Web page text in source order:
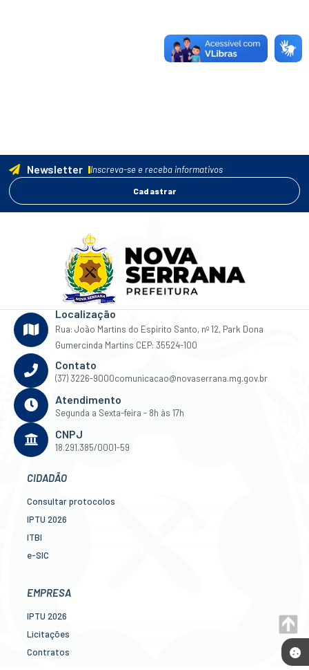
Newsletter Inscreva-se e receba informativos
Cadastrar
Localização
Rua: João Martins do Espirito Santo, nº 12, Park Dona
Gumercinda Martins CEP: 35524-100
Contato
(37) 3226-9000comunicacao@novaserrana.mg.gov.br
Atendimento
Segunda a Sexta-feira - 8h às 17h
CNPJ
18.291.385/0001-59
CIDADÃO
Consultar protocolos
IPTU 2026
ITBI
e-SIC
Legislação
EMPRESA
IPTU 2026
Licitações
Contratos